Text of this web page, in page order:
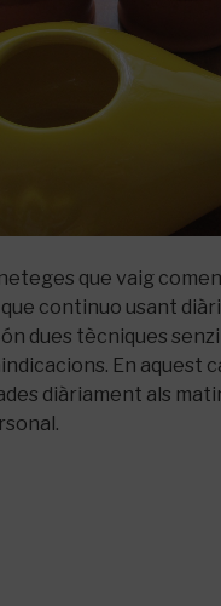
que vaig
continuo usant
dues tècniques
En aquest
diàriament als